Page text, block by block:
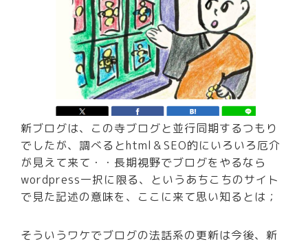
新ブログは、この寺ブログと並行同期するつもり
でしたが、調べるとhtml＆SEO的にいろいろ厄介
が見えて来て・・長期視野でブログをやるなら
wordpress一択に限る、というあちこちのサイト
で見た記述の意味を、ここに来て思い知るとは；
そういうワケでブログの法話系の更新は今後、新